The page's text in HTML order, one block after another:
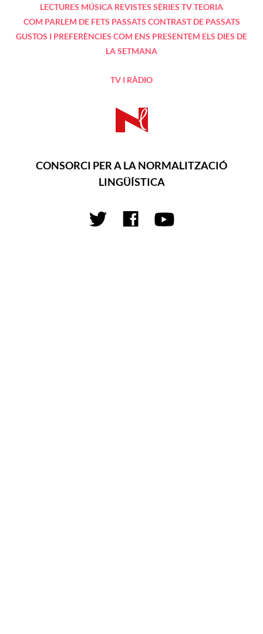
LECTURES MÚSICA REVISTES SÈRIES TVTEORIA
COM PARLEM DE FETS PASSATS CONTRAST DE PASSATS
GUSTOS I PREFERÈNCIES COM ENS PRESENTEM ELS DIES DE
LA SETMANA
TV I RÀDIO
CONSORCI PER A LA NORMALITZACIÓ
LINGÜÍSTICA